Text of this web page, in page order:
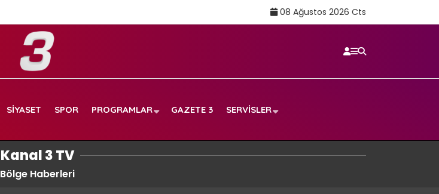
08 Ağustos 2026 Cts
SIYASET SPOR PROGRAMLAR GAZETE 3 SERVISLER
Kanal 3 TV
Bölge Haberleri